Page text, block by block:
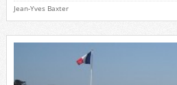
Jean-Yves Baxter